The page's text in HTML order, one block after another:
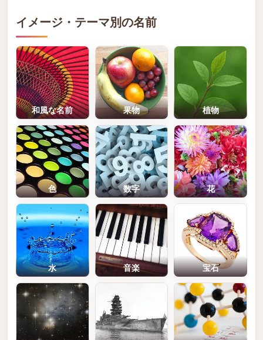
イメージ・テーマ別の名前
和風な名前 果物 植物
色 数字 花
水 音楽 宝石